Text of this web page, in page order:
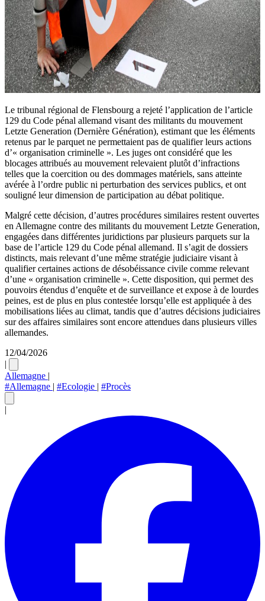
Le tribunal régional de Flensbourg a rejeté l’application de l’article
129 du Code pénal allemand visant des militants du mouvement
Letzte Generation (Dernière Génération), estimant que les éléments
retenus par le parquet ne permettaient pas de qualifier leurs actions
d’« organisation criminelle ». Les juges ont considéré que les
blocages attribués au mouvement relevaient plutôt d’infractions
telles que la coercition ou des dommages matériels, sans atteinte
avérée à l’ordre public ni perturbation des services publics, et ont
souligné leur dimension de participation au débat politique.
Malgré cette décision, d’autres procédures similaires restent ouvertes
en Allemagne contre des militants du mouvement Letzte Generation,
engagées dans différentes juridictions par plusieurs parquets sur la
base de l’article 129 du Code pénal allemand. Il s’agit de dossiers
distincts, mais relevant d’une même stratégie judiciaire visant à
qualifier certaines actions de désobéissance civile comme relevant
d’une « organisation criminelle ». Cette disposition, qui permet des
pouvoirs étendus d’enquête et de surveillance et expose à de lourdes
peines, est de plus en plus contestée lorsqu’elle est appliquée à des
mobilisations liées au climat, tandis que d’autres décisions judiciaires
sur des affaires similaires sont encore attendues dans plusieurs villes
allemandes.
12/04/2026
|
Allemagne |
#Allemagne | #Ecologie | #Procès
|